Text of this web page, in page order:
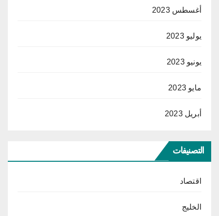
أغسطس 2023
يوليو 2023
يونيو 2023
مايو 2023
أبريل 2023
التصنيفات
اقتصاد
الخليج